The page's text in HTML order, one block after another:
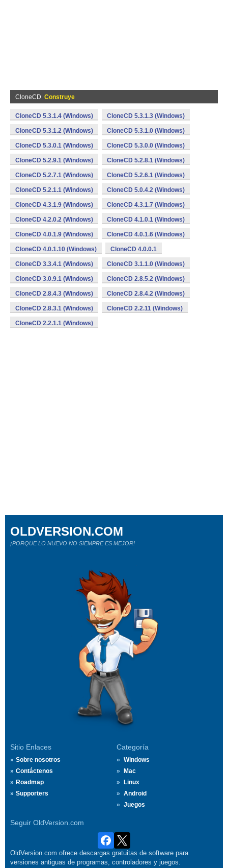
CloneCD Construye
CloneCD 5.3.1.4 (Windows) CloneCD 5.3.1.3 (Windows)
CloneCD 5.3.1.2 (Windows) CloneCD 5.3.1.0 (Windows)
CloneCD 5.3.0.1 (Windows) CloneCD 5.3.0.0 (Windows)
CloneCD 5.2.9.1 (Windows) CloneCD 5.2.8.1 (Windows)
CloneCD 5.2.7.1 (Windows) CloneCD 5.2.6.1 (Windows)
CloneCD 5.2.1.1 (Windows) CloneCD 5.0.4.2 (Windows)
CloneCD 4.3.1.9 (Windows) CloneCD 4.3.1.7 (Windows)
CloneCD 4.2.0.2 (Windows) CloneCD 4.1.0.1 (Windows)
CloneCD 4.0.1.9 (Windows) CloneCD 4.0.1.6 (Windows)
CloneCD 4.0.1.10 (Windows) CloneCD 4.0.0.1
CloneCD 3.3.4.1 (Windows) CloneCD 3.1.1.0 (Windows)
CloneCD 3.0.9.1 (Windows) CloneCD 2.8.5.2 (Windows)
CloneCD 2.8.4.3 (Windows) CloneCD 2.8.4.2 (Windows)
CloneCD 2.8.3.1 (Windows) CloneCD 2.2.11 (Windows)
CloneCD 2.2.1.1 (Windows)
Sitio Enlaces
Sobre nosotros
Contáctenos
Roadmap
Supporters
Categoría
Windows
Mac
Linux
Android
Juegos
Seguir OldVersion.com
OLDVERSION.COM
¡PORQUE LO NUEVO NO SIEMPRE ES MEJOR!
OldVersion.com ofrece descargas gratuitas de software para
versiones antiguas de programas, controladores y juegos.